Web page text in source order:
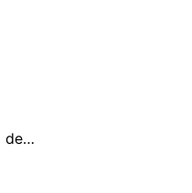
de…